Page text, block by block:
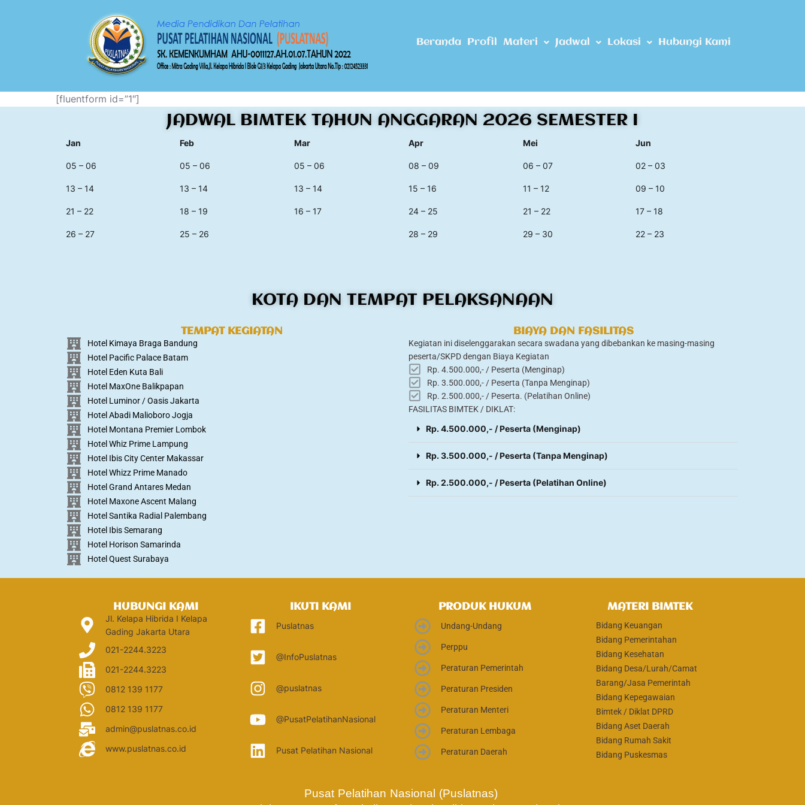
Beranda Profil Materi Jadwal Lokasi Hubungi Kami
[fluentform id=”1″]
JADWAL BIMTEK TAHUN ANGGARAN 2026 SEMESTER I
Jan Feb Mar Apr Mei Jun
05 – 06 05 – 06 05 – 06 08 – 09 06 – 07 02 – 03
13 – 14 13 – 14 13 – 14 15 – 16 11 – 12 09 – 10
21 – 22 18 – 19 16 – 17 24 – 25 21 – 22 17 – 18
26 – 27 25 – 26 28 – 29 29 – 30 22 – 23
KOTA DAN TEMPAT PELAKSANAAN
TEMPAT KEGIATAN
Hotel Kimaya Braga Bandung
Hotel Pacific Palace Batam
Hotel Eden Kuta Bali
Hotel MaxOne Balikpapan
Hotel Luminor / Oasis Jakarta
Hotel Abadi Malioboro Jogja
Hotel Montana Premier Lombok
Hotel Whiz Prime Lampung
Hotel Ibis City Center Makassar
Hotel Whizz Prime Manado
Hotel Grand Antares Medan
Hotel Maxone Ascent Malang
Hotel Santika Radial Palembang
Hotel Ibis Semarang
Hotel Horison Samarinda
Hotel Quest Surabaya
BIAYA DAN FASILITAS
Kegiatan ini diselenggarakan secara swadana yang dibebankan ke masing-masing
peserta/SKPD dengan Biaya Kegiatan
Rp. 4.500.000,- / Peserta (Menginap)
Rp. 3.500.000,- / Peserta (Tanpa Menginap)
Rp. 2.500.000,- / Peserta. (Pelatihan Online)
FASILITAS BIMTEK / DIKLAT:
Rp. 4.500.000,- / Peserta (Menginap)
Rp. 3.500.000,- / Peserta (Tanpa Menginap)
Rp. 2.500.000,- / Peserta (Pelatihan Online)
HUBUNGI KAMI
Jl. Kelapa Hibrida I Kelapa
Gading Jakarta Utara
021-2244.3223
021-2244.3223
0812 139 1177
0812 139 1177
admin@puslatnas.co.id
www.puslatnas.co.id
IKUTI KAMI
Puslatnas
@InfoPuslatnas
@puslatnas
@PusatPelatihanNasional
Pusat Pelatihan Nasional
PRODUK HUKUM
Undang-Undang
Perppu
Peraturan Pemerintah
Peraturan Presiden
Peraturan Menteri
Peraturan Lembaga
Peraturan Daerah
MATERI BIMTEK
Bidang Keuangan
Bidang Pemerintahan
Bidang Kesehatan
Bidang Desa/Lurah/Camat
Barang/Jasa Pemerintah
Bidang Kepegawaian
Bimtek / Diklat DPRD
Bidang Aset Daerah
Bidang Rumah Sakit
Bidang Puskesmas
Pusat Pelatihan Nasional (Puslatnas)